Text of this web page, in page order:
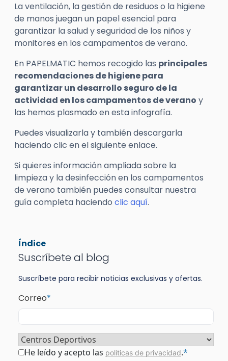
La ventilación, la gestión de residuos o la higiene
de manos juegan un papel esencial para
garantizar la salud y seguridad de los niños y
monitores en los campamentos de verano.
En PAPELMATIC hemos recogido las principales
recomendaciones de higiene para
garantizar un desarrollo seguro de la
actividad en los campamentos de verano y
las hemos plasmado en esta infografía.
Puedes visualizarla y también descargarla
haciendo clic en el siguiente enlace.
Si quieres información ampliada sobre la
limpieza y la desinfección en los campamentos
de verano también puedes consultar nuestra
guía completa haciendo clic aquí.
Índice
Suscríbete al blog
Suscríbete para recibir noticias exclusivas y ofertas.
Correo*
Sector*
Consentimiento*
He leído y acepto las políticas de privacidad.*